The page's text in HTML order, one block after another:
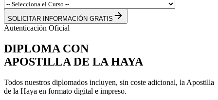
SOLICITAR INFORMACIÓN GRATIS
Autenticación Oficial
DIPLOMA CON
APOSTILLA DE LA HAYA
Todos nuestros diplomados incluyen, sin coste adicional, la Apostilla
de la Haya en formato digital e impreso.